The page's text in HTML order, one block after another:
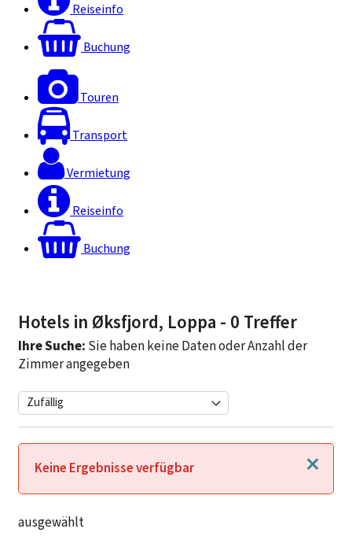
Reiseinfo
Buchung
Touren
Transport
Vermietung
Reiseinfo
Buchung
Hotels in Øksfjord, Loppa - 0 Treffer
Ihre Suche: Sie haben keine Daten oder Anzahl der
Zimmer angegeben
Schließen
Keine Ergebnisse verfügbar
ausgewählt